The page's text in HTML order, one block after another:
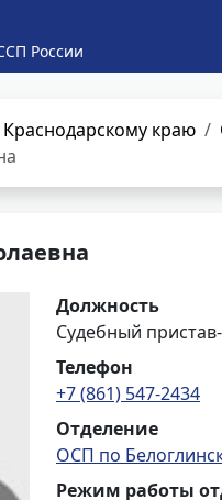
России
краю
Должность
Судебный
Телефон
+7 (861) 547-2434
Отделение
ОСП по
Режим работы